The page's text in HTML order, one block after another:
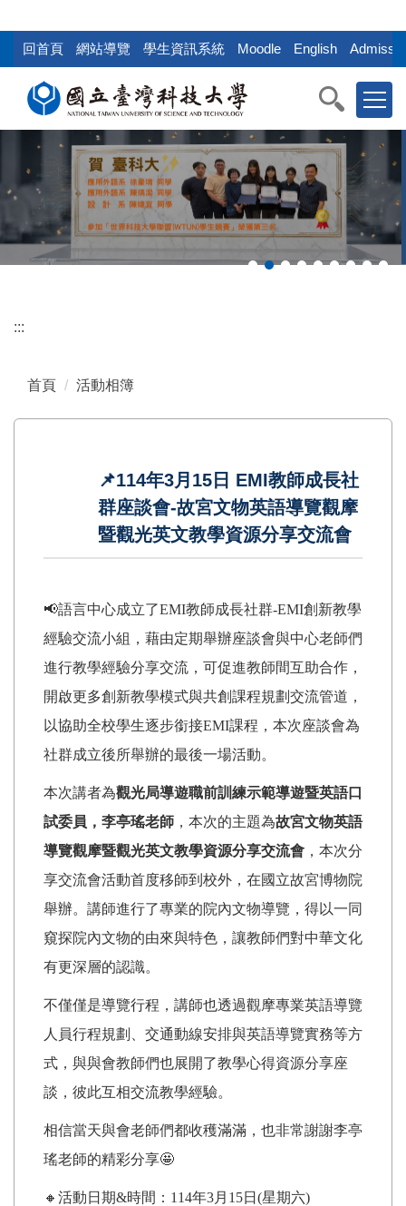
到
回首頁 網站導覽 學生資訊系統 Moodle English
:::
首頁 活動相簿
📌114年3月15日 EMI教師成長社
群座談會-故宮文物英語導覽觀摩
暨觀光英文教學資源分享交流會
📢語言中心成立了EMI教師成長社群-EMI創新教學
經驗交流小組，藉由定期舉辦座談會與中心老師們
進行教學經驗分享交流，可促進教師間互助合作，
開啟更多創新教學模式與共創課程規劃交流管道，
以協助全校學生逐步銜接EMI課程，本次座談會為
社群成立後所舉辦的最後一場活動。
本次講者為觀光局導遊職前訓練示範導遊暨英語口
試委員， 李亭瑤老師 ，本次的主題為故宮文物英語
導覽觀摩暨觀光英文教學資源分享交流會 ，本次分
享交流會活動首度移師到校外，在國立故宮博物院
舉辦。講師進行了專業的院內文物導覽，得以一同
窺探院內文物的由來與特色，讓教師們對中華文化
有更深層的認識。
不僅僅是導覽行程，講師也透過觀摩專業英語導覽
人員行程規劃、交通動線安排與英語導覽實務等方
式，與與會教師們也展開了教學心得資源分享座
談，彼此互相交流教學經驗。
相信當天與會老師們都收穫滿滿，也非常謝謝李亭
瑤老師的精彩分享🤩
🔸活動日期&時間：114年3月15日(星期六)